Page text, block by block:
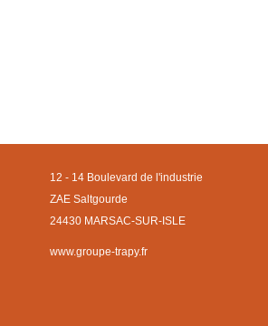
12 - 14 Boulevard de l'industrie
ZAE Saltgourde
24430 MARSAC-SUR-ISLE
www.groupe-trapy.fr